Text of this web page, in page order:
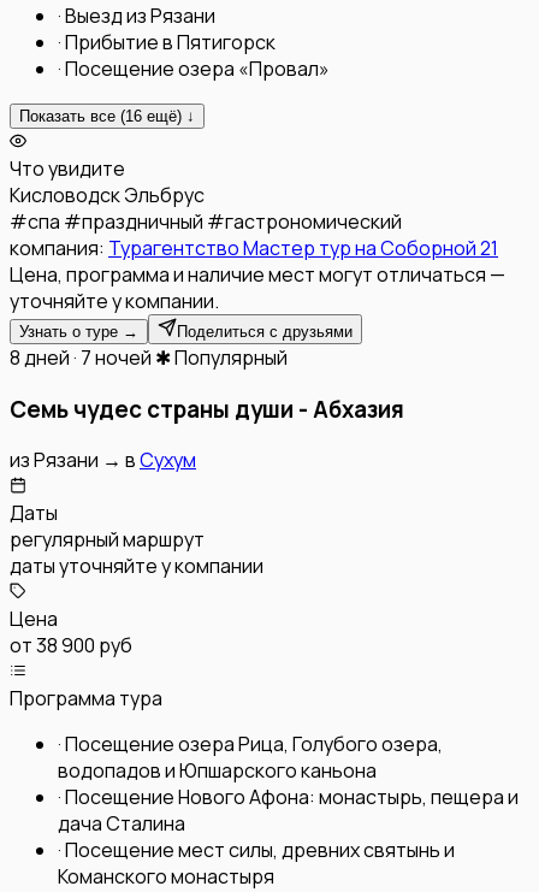
·Выезд из Рязани
·Прибытие в Пятигорск
·Посещение озера «Провал»
Показать все (16 ещё) ↓
Что увидите
КисловодскЭльбрус
#спа #праздничный #гастрономический
компания: Турагентство Мастер тур на Соборной 21
Цена, программа и наличие мест могут отличаться —
уточняйте у компании.
Узнать о туре → Поделиться с друзьями
8 дней · 7 ночей ✱ Популярный
Семь чудес страны души - Абхазия
изРязани → вСухум
Даты
регулярный маршрут
даты уточняйте у компании
Цена
от38 900 руб
Программа тура
·Посещение озера Рица, Голубого озера,
водопадов и Юпшарского каньона
·Посещение Нового Афона: монастырь, пещера и
дача Сталина
·Посещение мест силы, древних святынь и
Команского монастыря